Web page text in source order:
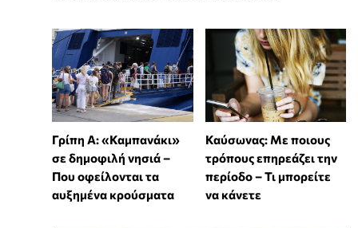
Γρίπη Α: «Καμπανάκι»
σε δημοφιλή νησιά –
Που οφείλονται τα
αυξημένα κρούσματα
Καύσωνας: Με ποιους
τρόπους επηρεάζει την
περίοδο – Τι μπορείτε
να κάνετε